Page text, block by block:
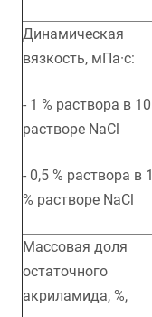
Динамическая
вязкость, мПа·с:
- 1 % раствора в 10
растворе NaCl
- 0,5 % раствора в
% растворе NaCl
Массовая доля
остаточного
акриламида, %,